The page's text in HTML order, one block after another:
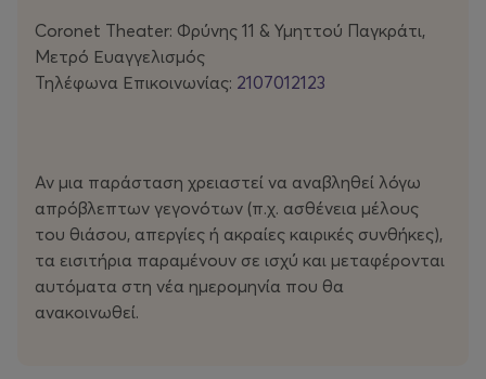
• Γιατί μέσα από την υπερβολή, η παράστασημιλά με
τρυφερότητα για την αγάπη, την αυτοεκτίμηση και τις
δεύτερες ευκαιρίες στη ζωή.
ξαναλάμψει!
Πληροφορίες Παραστάσεων
Coronet Theater: Φρύνης 11 & Υμηττού Παγκράτι,
Μετρό Ευαγγελισμός
Τηλέφωνα Επικοινωνίας: 2107012123
Αν μια παράσταση χρειαστεί να αναβληθεί λόγω
απρόβλεπτων γεγονότων (π.χ. ασθένεια μέλους
του θιάσου, απεργίες ή ακραίες καιρικές συνθήκες),
τα εισιτήρια παραμένουν σε ισχύ και μεταφέρονται
αυτόματα στη νέα ημερομηνία που θα
ανακοινωθεί.